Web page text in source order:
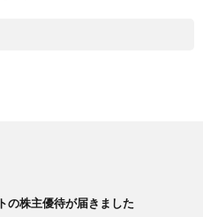
の株主優待が届きました